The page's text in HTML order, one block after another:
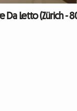
Da Letto (Zürich -